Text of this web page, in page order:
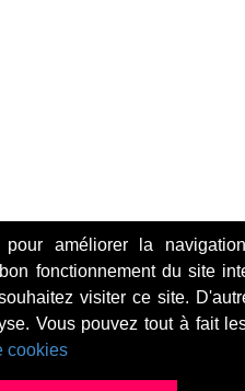
améliorer la
fonctionnement du site
visiter ce site.
Vous pouvez tout à fait
cookies